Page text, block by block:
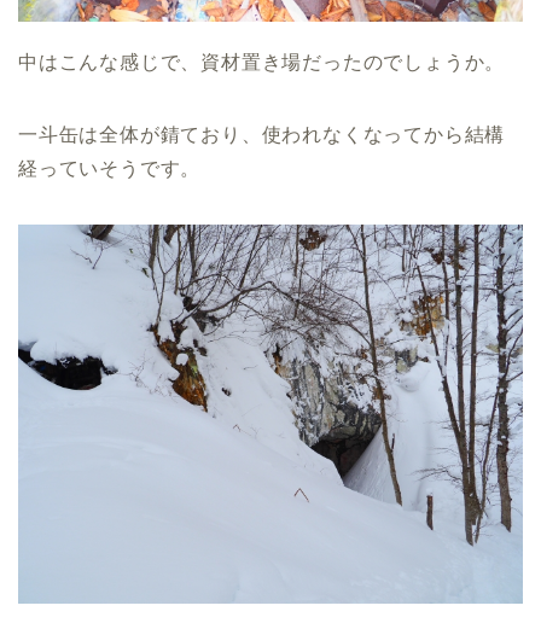
中はこんな感じで、資材置き場だったのでしょうか。
一斗缶は全体が錆ており、使われなくなってから結構
経っていそうです。